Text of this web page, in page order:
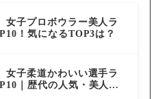
女子プロボウラー美人ラ
！気になるTOP3は？
女子柔道かわいい選手ラ
｜歴代の人気・美人ア